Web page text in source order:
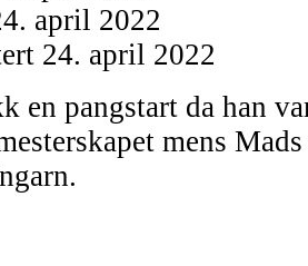
april 2022
24. april 2022
en pangstart da han
mens